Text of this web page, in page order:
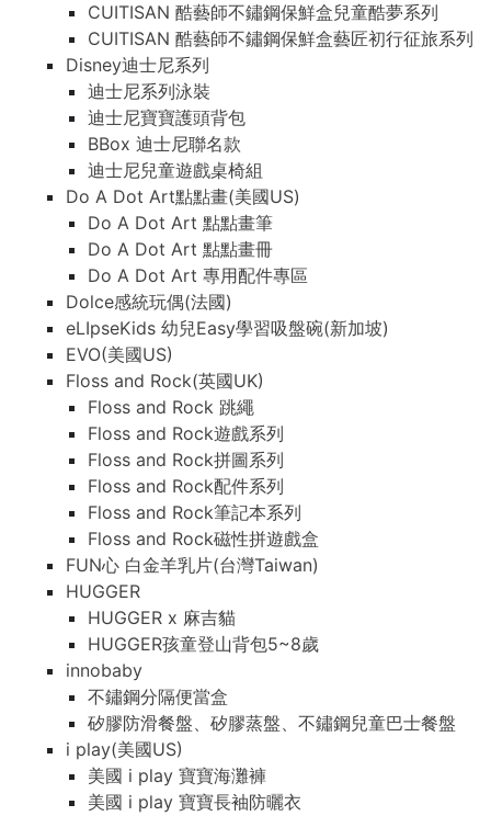
CUITISAN 酷藝師不鏽鋼保鮮盒兒童酷夢系列
CUITISAN 酷藝師不鏽鋼保鮮盒藝匠初行征旅系列
Disney迪士尼系列
迪士尼系列泳裝
迪士尼寶寶護頭背包
BBox 迪士尼聯名款
迪士尼兒童遊戲桌椅組
Do A Dot Art點點畫(美國US)
Do A Dot Art 點點畫筆
Do A Dot Art 點點畫冊
Do A Dot Art 專用配件專區
Dolce感統玩偶(法國)
eLIpseKids 幼兒Easy學習吸盤碗(新加坡)
EVO(美國US)
Floss and Rock(英國UK)
Floss and Rock 跳繩
Floss and Rock遊戲系列
Floss and Rock拼圖系列
Floss and Rock配件系列
Floss and Rock筆記本系列
Floss and Rock磁性拼遊戲盒
FUN心 白金羊乳片(台灣Taiwan)
HUGGER
HUGGER x 麻吉貓
HUGGER孩童登山背包5~8歲
innobaby
不鏽鋼分隔便當盒
矽膠防滑餐盤、矽膠蒸盤、不鏽鋼兒童巴士餐盤
i play(美國US)
美國 i play 寶寶海灘褲
美國 i play 寶寶長袖防曬衣